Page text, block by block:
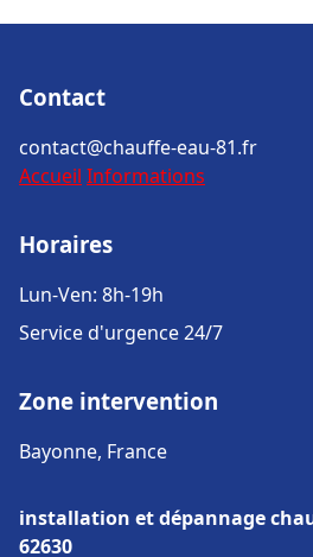
Contact
contact@chauffe-eau-81.fr
Accueil Informations
Horaires
Lun-Ven: 8h-19h
Service d'urgence 24/7
Zone intervention
Bayonne, France
installation et dépannage
62630